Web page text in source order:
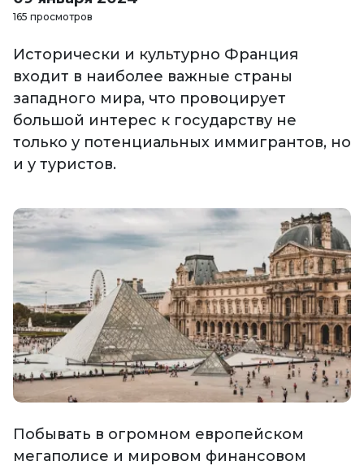
165 просмотров
Исторически и культурно Франция
входит в наиболее важные страны
западного мира, что провоцирует
большой интерес к государству не
только у потенциальных иммигрантов, но
и у туристов.
Побывать в огромном европейском
мегаполисе и мировом финансовом